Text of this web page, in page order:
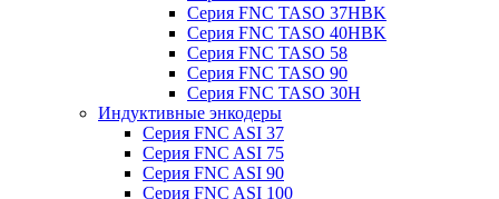
Серия FNC TASO 37HBK
Серия FNC TASO 40HBK
Серия FNC TASO 58
Серия FNC TASO 90
Серия FNC TASO 30H
Индуктивные энкодеры
Серия FNC ASI 37
Серия FNC ASI 75
Серия FNC ASI 90
Серия FNC ASI 100